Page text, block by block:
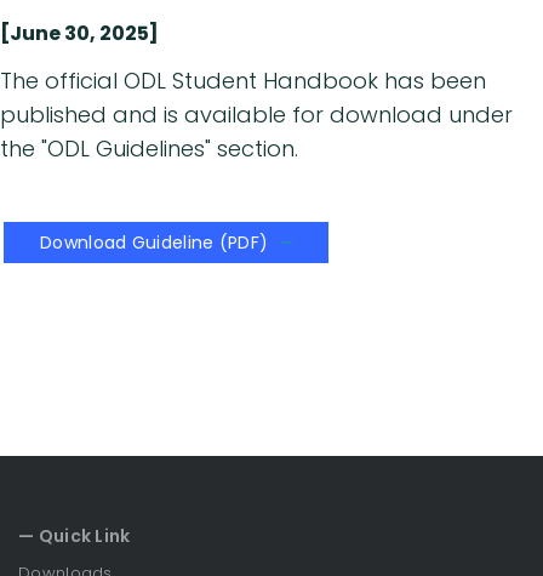
[June 30, 2025]
The official ODL Student Handbook has been
published and is available for download under
the "ODL Guidelines" section.
Download Guideline (PDF)
— Quick Link